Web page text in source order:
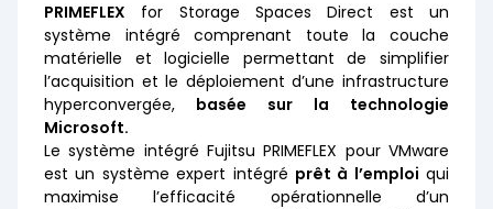
PRIMEFLEX for Storage Spaces Direct est un
système intégré comprenant toute la couche
matérielle et logicielle permettant de simplifier
l’acquisition et le déploiement d’une infrastructure
hyperconvergée, basée sur la technologie
Microsoft.
Le système intégré Fujitsu PRIMEFLEX pour VMware
est un système expert intégré prêt à l’emploi qui
maximise l’efficacité opérationnelle d’un